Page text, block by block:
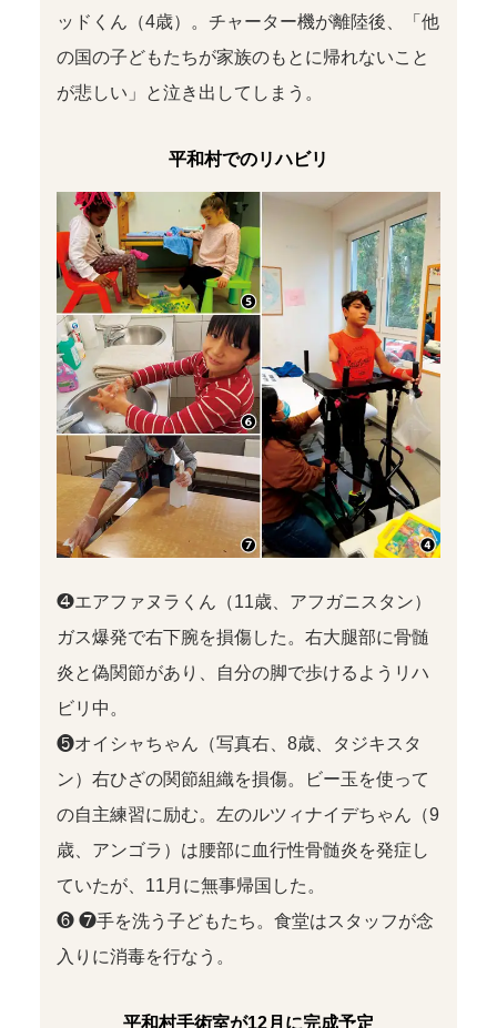
ッドくん（4歳）。チャーター機が離陸後、「他
の国の子どもたちが家族のもとに帰れないこと
が悲しい」と泣き出してしまう。
平和村でのリハビリ
❹エアファヌラくん（11歳、アフガニスタン）
ガス爆発で右下腕を損傷した。右大腿部に骨髄
炎と偽関節があり、自分の脚で歩けるようリハ
ビリ中。
❺オイシャちゃん（写真右、8歳、タジキスタ
ン）右ひざの関節組織を損傷。ビー玉を使って
の自主練習に励む。左のルツィナイデちゃん（9
歳、アンゴラ）は腰部に血行性骨髄炎を発症し
ていたが、11月に無事帰国した。
❻ ❼手を洗う子どもたち。食堂はスタッフが念
入りに消毒を行なう。
平和村手術室が12月に完成予定